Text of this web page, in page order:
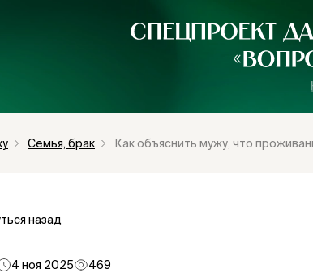
Семья, брак Как объяснить мужу, что
назад
4 ноя 2025 469